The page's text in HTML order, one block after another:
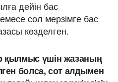
дейін бас
сол мерзімге бас
көзделген.
қылмыс үшін жазаның
болса, сот алдымен